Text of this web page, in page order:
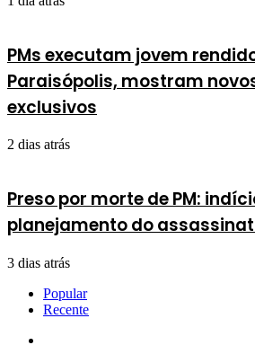
PMs executam jovem
Paraisópolis, mostram
exclusivos
2 dias atrás
Preso por morte de PM:
planejamento do
3 dias atrás
Popular
Recente